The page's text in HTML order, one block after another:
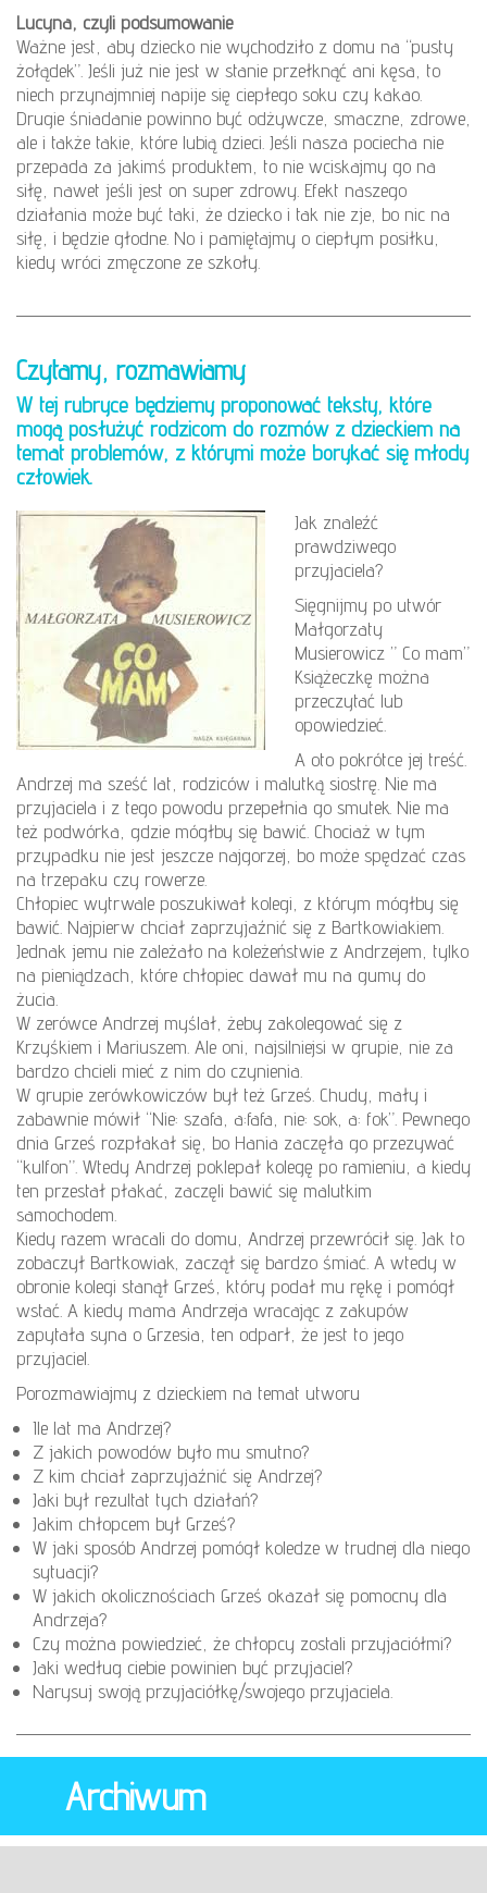
Lucyna, czyli podsumowanie
Ważne jest, aby dziecko nie wychodziło z domu na “pusty
żołądek”. Jeśli już nie jest w stanie przełknąć ani kęsa, to
niech przynajmniej napije się ciepłego soku czy kakao.
Drugie śniadanie powinno być odżywcze, smaczne, zdrowe,
ale i także takie, które lubią dzieci. Jeśli nasza pociecha nie
przepada za jakimś produktem, to nie wciskajmy go na
siłę, nawet jeśli jest on super zdrowy. Efekt naszego
działania może być taki, że dziecko i tak nie zje, bo nic na
siłę, i będzie głodne. No i pamiętajmy o ciepłym posiłku,
kiedy wróci zmęczone ze szkoły.
Czytamy, rozmawiamy
W tej rubryce będziemy proponować teksty, które
mogą posłużyć rodzicom do rozmów z dzieckiem na
temat problemów, z którymi może borykać się młody
człowiek.
Jak znaleźć
prawdziwego
przyjaciela?
Sięgnijmy po utwór
Małgorzaty
Musierowicz ” Co mam”
Książeczkę można
przeczytać lub
opowiedzieć.
A oto pokrótce jej treść.
Andrzej ma sześć lat, rodziców i malutką siostrę. Nie ma
przyjaciela i z tego powodu przepełnia go smutek. Nie ma
też podwórka, gdzie mógłby się bawić. Chociaż w tym
przypadku nie jest jeszcze najgorzej, bo może spędzać czas
na trzepaku czy rowerze.
Chłopiec wytrwale poszukiwał kolegi, z którym mógłby się
bawić. Najpierw chciał zaprzyjaźnić się z Bartkowiakiem.
Jednak jemu nie zależało na koleżeństwie z Andrzejem, tylko
na pieniądzach, które chłopiec dawał mu na gumy do
żucia.
W zerówce Andrzej myślał, żeby zakolegować się z
Krzyśkiem i Mariuszem. Ale oni, najsilniejsi w grupie, nie za
bardzo chcieli mieć z nim do czynienia.
W grupie zerówkowiczów był też Grześ. Chudy, mały i
zabawnie mówił “Nie: szafa, a:fafa, nie: sok, a: fok”. Pewnego
dnia Grześ rozpłakał się, bo Hania zaczęła go przezywać
“kulfon”. Wtedy Andrzej poklepał kolegę po ramieniu, a kiedy
ten przestał płakać, zaczęli bawić się malutkim
samochodem.
Kiedy razem wracali do domu, Andrzej przewrócił się. Jak to
zobaczył Bartkowiak, zaczął się bardzo śmiać. A wtedy w
obronie kolegi stanął Grześ, który podał mu rękę i pomógł
wstać. A kiedy mama Andrzeja wracając z zakupów
zapytała syna o Grzesia, ten odparł, że jest to jego
przyjaciel.
Porozmawiajmy z dzieckiem na temat utworu
Ile lat ma Andrzej?
Z jakich powodów było mu smutno?
Z kim chciał zaprzyjaźnić się Andrzej?
Jaki był rezultat tych działań?
Jakim chłopcem był Grześ?
W jaki sposób Andrzej pomógł koledze w trudnej dla niego
sytuacji?
W jakich okolicznościach Grześ okazał się pomocny dla
Andrzeja?
Czy można powiedzieć, że chłopcy zostali przyjaciółmi?
Jaki według ciebie powinien być przyjaciel?
Narysuj swoją przyjaciółkę/swojego przyjaciela.
Archiwum